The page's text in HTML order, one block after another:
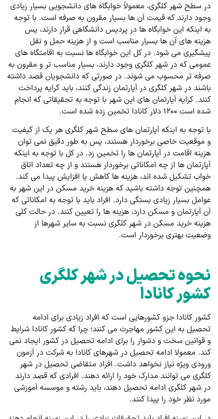
در سطح شهر کلگری، معمولاً خوابگاه‌ های دانشجویی بسیار زیادی
وجود دارند که قیمت آن ها بسیار مقرون به صرفه است. با توجه
به اینکه این خوابگاه‌ ها در پردیس دانشگاهی قرار دارند، پس
هزینه ‌های آن ها بسیار مناسب است و از هزینه حمل و نقل
پیشگیری می شود. در کل این خوابگاه ‌ها نسبت به اقامتگاه های
عمومی که در شهر کلگری وجود دارند، بسیار مناسب تر و مقرون به
صرفه تر محسوب می ‌شوند. در صورتی که دانشجویان قصد داشته
باشند در شهر کلگری در آپارتمان زندگی کنند، باید کرایه پرداخت
کنند. کرایه آپارتمان‌ های این شهر با توجه به تحقیقاتی که انجام
شده است ۱۲۰۰ دلار کانادا تخمین زده شده است.
با توجه به اینکه آپارتمان های سطح شهر کلگری هر یک از کیفیت
و موقعیت خاصی برخوردار هستند، پس به طور دقیق نمی توان
هزینه اقامت در آپارتمان ها را تخمین زد. در کل با توجه به اینکه
آپارتمان ها از چه امکاناتی برخوردار هستند و از چه تعداد اتاق
خواب تشکیل شده ‌اند، هزینه ‌ها کاهش یا افزایش پیدا می ‌کند.
همچنین توجه داشته باشید که هزینه خرید مسکن در این شهر به
عوامل بسیار زیادی بستگی دارد. افراد باید با توجه به امکاناتی که
آن آپارتمان و مسکن دارد، هزینه ها را تعیین کنند. در حالت کلی
هزینه خرید مسکن در شهر کلگری نسبت به سایر شهرها از
وضعیت بهتری برخوردار است.
نحوه تحصیل در شهر کلگری
کشور کانادا
کشور کانادا جزو کشورهایی است که افراد زیادی برای ادامه
تحصیل به این کشور مهاجرت می ‌کنند؛ چرا که کشور کانادا شرایط
و قوانین سخت و دشوار را برای ادامه تحصیل در کشور ایجاد نمی‌
کند. معمولا ادامه تحصیل در شهرهای کانادا به شرکت در آزمون
ورودی ویژه نیاز نخواهد داشت. افراد متقاضی تحصیل در شهر
کلگری می توانند مدارک خود را ارائه دهند. افرادی که قصد دارند
در شهر کلگری ادامه تحصیل دهند، باید رشته و موسسه آموزشی
مورد نظر خود را پیدا کنند.